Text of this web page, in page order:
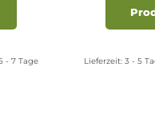
weist
Varianten
- 7 Tage
Lieferzeit: 3 - 5